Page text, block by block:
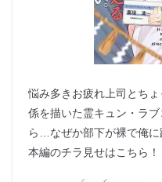
悩み多きお疲れ上司とち
係を描いた霊キュン・ラ
ら…なぜか部下が裸で俺
本編のチラ見せはこちら！